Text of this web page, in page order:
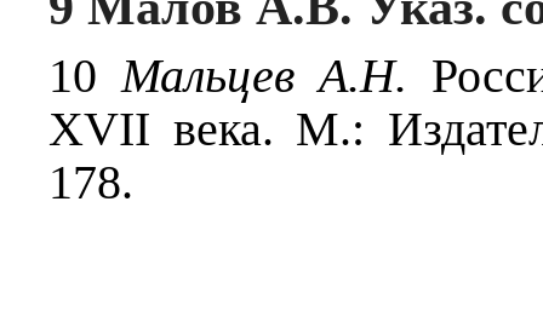
10Мальцев А.Н.
XVII века. М.:
178.